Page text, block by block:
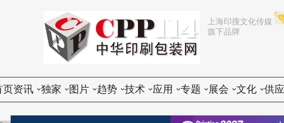
上海印搜文化传媒
旗下品牌
页资讯
国内
独家
评论
图片
活动
趋势
行业动态
技术
印前
应用
胶印
专题
展会
展会
推荐
文化
文化创意
供应
会议